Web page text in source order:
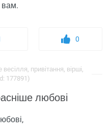
0
привітання, вірші,
177891)
любові